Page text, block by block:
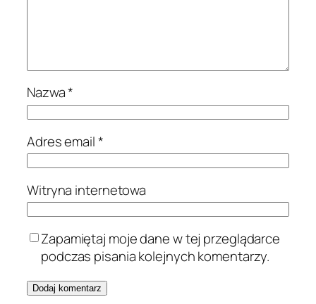
Nazwa*
Adres email*
Witryna internetowa
Zapamiętaj moje dane w tej przeglądarce
podczas pisania kolejnych komentarzy.